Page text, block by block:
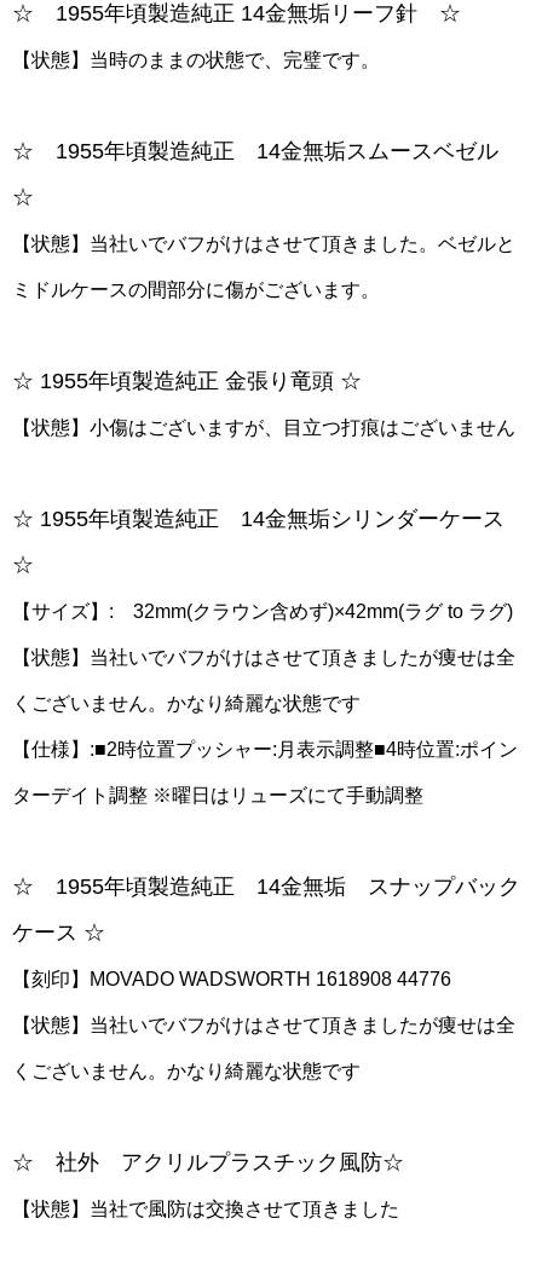
☆ 1955年頃製造純正 14金無垢リーフ針 ☆
【状態】当時のままの状態で、完璧です。
☆ 1955年頃製造純正 14金無垢スムースベゼル
☆
【状態】当社いでバフがけはさせて頂きました。ベゼルと
ミドルケースの間部分に傷がございます。
☆ 1955年頃製造純正 金張り竜頭 ☆
【状態】小傷はございますが、目立つ打痕はございません
☆ 1955年頃製造純正 14金無垢シリンダーケース
☆
【サイズ】: 32mm(クラウン含めず)×42mm(ラグ to ラグ)
【状態】当社いでバフがけはさせて頂きましたが痩せは全
くございません。かなり綺麗な状態です
【仕様】:■2時位置プッシャー:月表示調整■4時位置:ポイン
ターデイト調整 ※曜日はリューズにて手動調整
☆ 1955年頃製造純正 14金無垢 スナップバック
ケース ☆
【刻印】MOVADO WADSWORTH 1618908 44776
【状態】当社いでバフがけはさせて頂きましたが痩せは全
くございません。かなり綺麗な状態です
☆ 社外 アクリルプラスチック風防☆
【状態】当社で風防は交換させて頂きました